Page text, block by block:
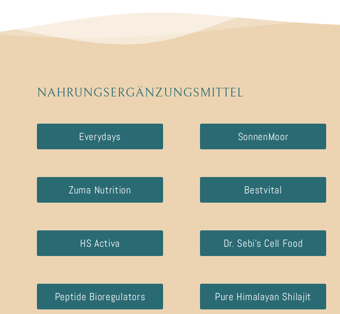
NAHRUNGSERGÄNZUNGSMITTEL
Everydays SonnenMoor
Zuma Nutrition Bestvital
HS Activa Dr. Sebi’s Cell Food
Peptide Bioregulators Pure Himalayan Shilajit